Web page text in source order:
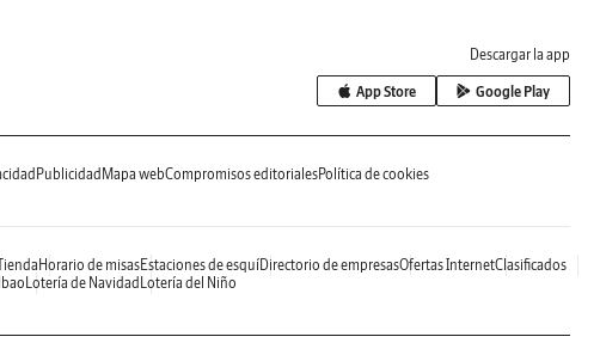
Descargar la app
App Store Google Play
Publicidad Mapa webCompromisos editorialesPolítica de cookies
Horario de misasEstaciones de esquíDirectorio de empresasOfertas InternetClasificados
Lotería de Navidad Lotería del Niño